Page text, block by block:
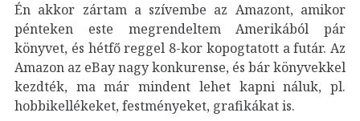
Én akkor zártam a szívembe az Amazont, amikor
pénteken este megrendeltem Amerikából pár
könyvet, és hétfő reggel 8-kor kopogtatott a futár. Az
Amazon az eBay nagy konkurense, és bár könyvekkel
kezdték, ma már mindent lehet kapni náluk, pl.
hobbikellékeket, festményeket, grafikákat is.